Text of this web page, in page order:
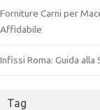
Forniture Carni per
Affidabile
Infissi Roma: Guida alla
Tag